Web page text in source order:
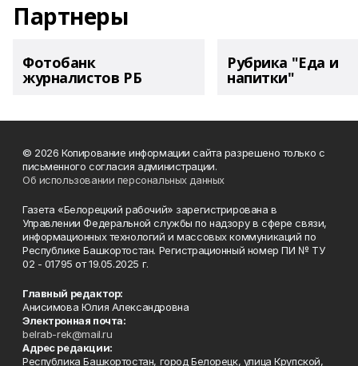
Партнеры
Фотобанк
журналистов РБ
Рубрика "Еда и
напитки"
© 2026 Копирование информации сайта разрешено только с
письменного согласия администрации.
Об использовании персональных данных
Газета «Белорецкий рабочий» зарегистрирована в
Управлении Федеральной службы по надзору в сфере связи,
информационных технологий и массовых коммуникаций по
Республике Башкортостан. Регистрационный номер ПИ № ТУ
02 - 01795 от 19.05.2025 г.
Главный редактор:
Анисимова Юлия Александровна
Электронная почта:
belrab-rek@mail.ru
Адрес редакции:
Республика Башкортостан, город Белорецк, улица Крупской,